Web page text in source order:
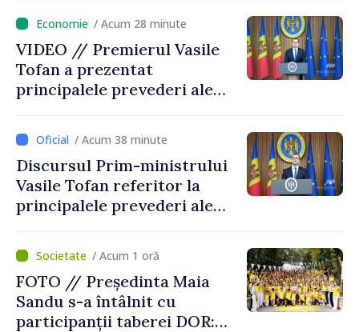
/ Acum 28 minute
VIDEO // Premierul Vasile
Tofan a prezentat
principalele prevederi ale
2027
/ Acum 38 minute
Discursul Prim-ministrului
Vasile Tofan referitor la
principalele prevederi ale
2027
/ Acum 1 oră
FOTO // Președinta Maia
Sandu s-a întâlnit cu
participanții taberei DOR: